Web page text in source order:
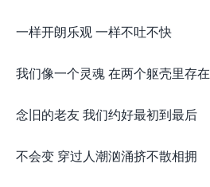
一样开朗乐观 一样不吐不快
我们像一个灵魂 在两个躯壳里存在
念旧的老友 我们约好最初到最后
不会变 穿过人潮汹涌挤不散相拥